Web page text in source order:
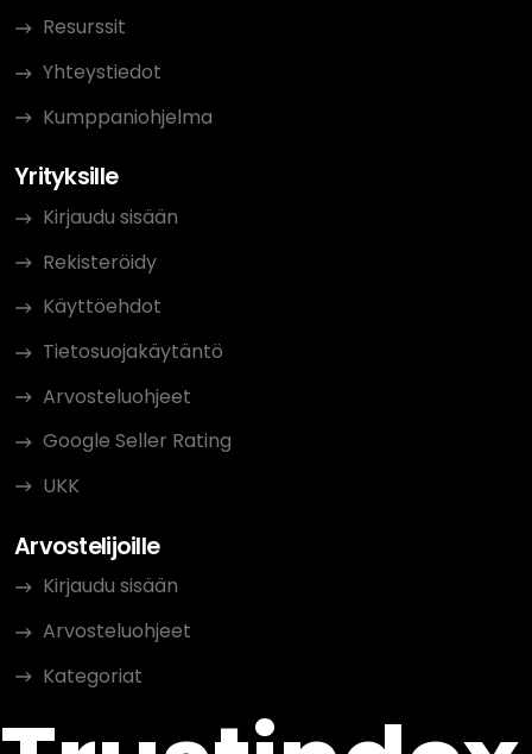
Resurssit
Yhteystiedot
Kumppaniohjelma
Yrityksille
Kirjaudu sisään
Rekisteröidy
Käyttöehdot
Tietosuojakäytäntö
Arvosteluohjeet
Google Seller Rating
UKK
Arvostelijoille
Kirjaudu sisään
Arvosteluohjeet
Kategoriat